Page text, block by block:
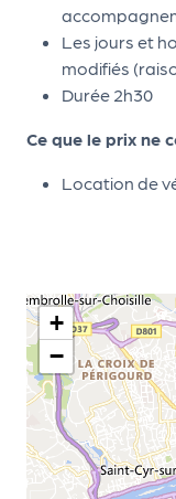
Les jours et
modifiés
Durée 2h30
Ce que le prix ne
Location de
+
−
k
it
r
g
a
n
i